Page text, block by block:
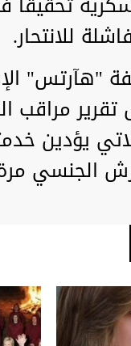
للانتحار.
مراقب
يؤدين
الجنسي